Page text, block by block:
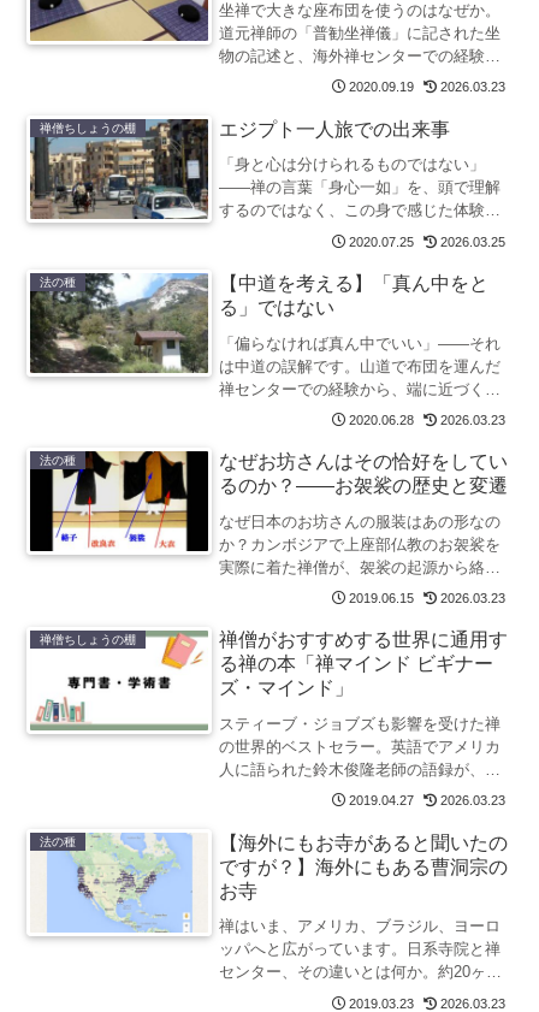
坐禅で大きな座布団を使うのはなぜか。
道元禅師の「普勧坐禅儀」に記された坐
物の記述と、海外禅センターでの経験を
もとに、坐禅の道具の意味と工夫をたど
2020.09.19 2026.03.23
禅僧ちしょうの棚 エジプト一人旅での出来事
「身と心は分けられるものではない」
——禅の言葉「身心一如」を、頭で理解
するのではなく、この身で感じた体験が
あります。エジプト一人旅で言葉も通じ
その時に受けた見知らぬ人の親切が、禅
僧が身心一如を考えるヒントの一つとな
2020.07.25 2026.03.25
法の種
【中道を考える】「真ん中をと
る」ではない
「偏らなければ真ん中でいい」——それ
は中道の誤解です。山道で布団を運んだ
禅センターでの経験から、端に近づくほ
ど道が見えるという逆説を手がかりに、
2020.06.28 2026.03.23
法の種
なぜお坊さんはその恰好をしてい
るのか？——お袈裟の歴史と変遷
なぜ日本のお坊さんの服装はあの形なの
か？カンボジアで上座部仏教のお袈裟を
実際に着た禅僧が、袈裟の起源から絡
子・作務衣まで、僧侶の服装の歴史をた
2019.06.15 2026.03.23
禅僧ちしょうの棚
禅僧がおすすめする世界に通用す
る禅の本「禅マインド ビギナー
ズ・マインド」
スティーブ・ジョブズも影響を受けた禅
の世界的ベストセラー。英語でアメリカ
人に語られた鈴木俊隆老師の語録が、逆
輸入される形で日本に届いた一冊を禅僧
2019.04.27 2026.03.23
法の種
【海外にもお寺があると聞いたの
ですが？】海外にもある曹洞宗の
お寺
禅はいま、アメリカ、ブラジル、ヨーロ
ッパへと広がっています。日系寺院と禅
センター、その違いとは何か。約20ヶ所
を訪れた禅僧が、海外における禅仏教の
2019.03.23 2026.03.23